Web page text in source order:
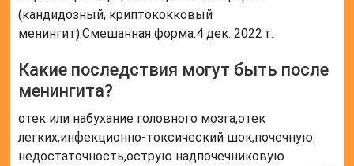
(кандидозный, криптококковый
менингит).Смешанная форма.4 дек. 2022 г.
Какие последствия могут быть после
менингита?
отек или набухание головного мозга,отек
легких,инфекционно-токсический шок,почечную
недостаточность,острую надпочечниковую